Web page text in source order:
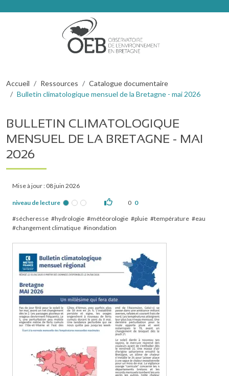
Fil d'Ariane
Accueil Ressources
Catalogue documentaire
Bulletin climatologique mensuel de la Bretagne - mai 2026
BULLETIN CLIMATOLOGIQUE
MENSUEL DE LA BRETAGNE - MAI
2026
Mise à jour : 08 juin 2026
niveau de lecture 0 0
sécheresse hydrologie météorologie pluie température
eau
changement climatique
inondation